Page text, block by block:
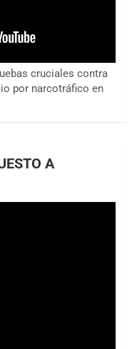
cruciales contra
por narcotráfico en
A